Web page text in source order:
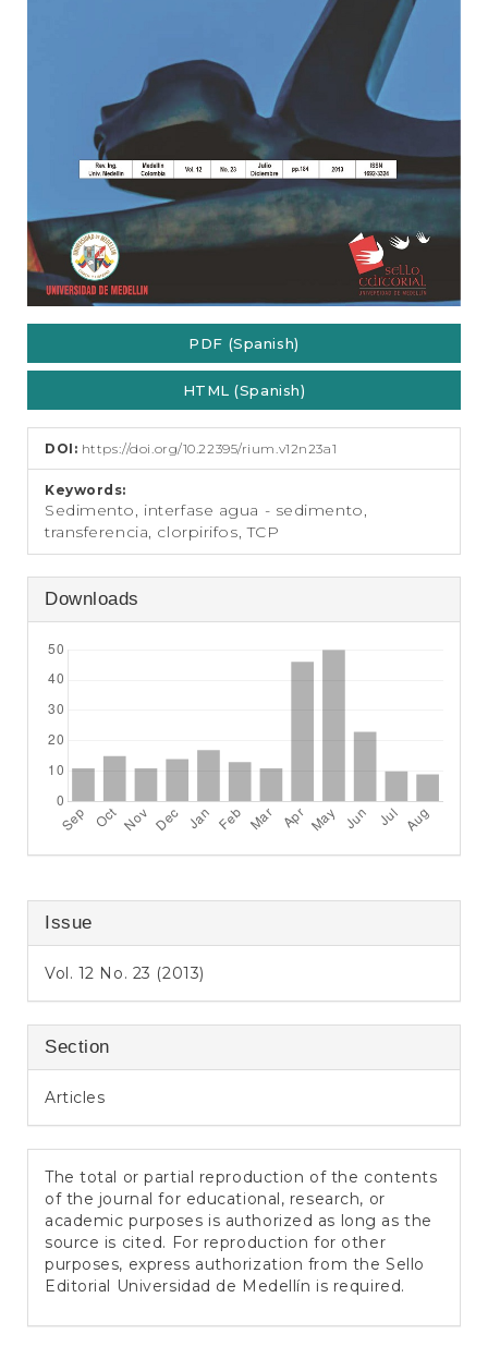
PDF (Spanish)
HTML (Spanish)
DOI: https://doi.org/10.22395/rium.v12n23a1
Keywords:
Sedimento, interfase agua - sedimento,
transferencia, clorpirifos, TCP
Downloads
Issue
Vol. 12 No. 23 (2013)
Section
Articles
The total or partial reproduction of the contents
of the journal for educational, research, or
academic purposes is authorized as long as the
source is cited. For reproduction for other
purposes, express authorization from the Sello
Editorial Universidad de Medellín is required.